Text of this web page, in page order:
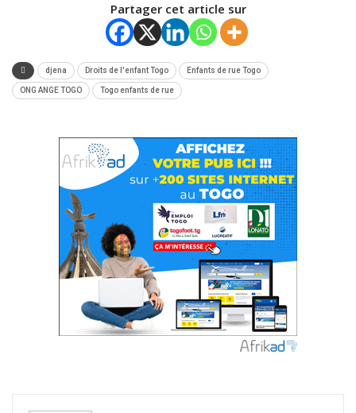
Partager cet article sur
djena Droits de l'enfant Togo Enfants de rue Togo
ONG ANGE TOGO Togo enfants de rue